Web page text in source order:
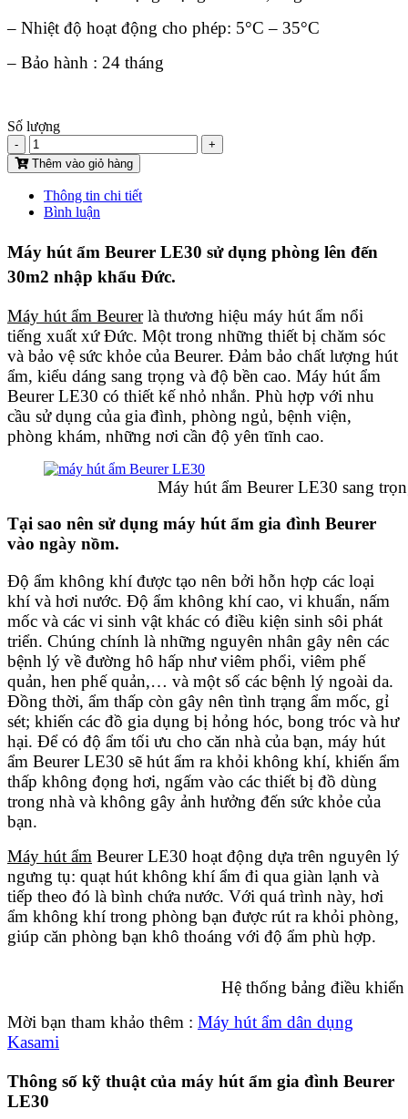
– Nhiệt độ hoạt động cho phép: 5°C – 35°C
– Bảo hành : 24 tháng
Số lượng
-
+
Thêm vào giỏ hàng
Thông tin chi tiết
Bình luận
Máy hút ẩm Beurer LE30 sử dụng phòng lên đến
30m2 nhập khẩu Đức.
Máy hút ẩm Beurerlà thương hiệu máy hút ẩm nổi
tiếng xuất xứ Đức. Một trong những thiết bị chăm sóc
và bảo vệ sức khỏe của Beurer. Đảm bảo chất lượng hút
ẩm, kiểu dáng sang trọng và độ bền cao. Máy hút ẩm
Beurer LE30 có thiết kế nhỏ nhắn. Phù hợp với nhu
cầu sử dụng của gia đình, phòng ngủ, bệnh viện,
phòng khám, những nơi cần độ yên tĩnh cao.
Máy hút ẩm Beurer LE30 sang
Tại sao nên sử dụng máy hút ẩm gia đình Beurer
vào ngày nồm.
Độ ẩm không khí được tạo nên bởi hỗn hợp các loại
khí và hơi nước. Độ ẩm không khí cao, vi khuẩn, nấm
mốc và các vi sinh vật khác có điều kiện sinh sôi phát
triển. Chúng chính là những nguyên nhân gây nên các
bệnh lý về đường hô hấp như viêm phổi, viêm phế
quản, hen phế quản,… và một số các bệnh lý ngoài da.
Đồng thời, ẩm thấp còn gây nên tình trạng ẩm mốc, gỉ
sét; khiến các đồ gia dụng bị hỏng hóc, bong tróc và hư
hại. Để có độ ẩm tối ưu cho căn nhà của bạn, máy hút
ẩm Beurer LE30 sẽ hút ẩm ra khỏi không khí, khiến ẩm
thấp không đọng hơi, ngấm vào các thiết bị đồ dùng
trong nhà và không gây ảnh hưởng đến sức khỏe của
bạn.
Máy hút ẩm Beurer LE30 hoạt động dựa trên nguyên lý
ngưng tụ: quạt hút không khí ẩm đi qua giàn lạnh và
tiếp theo đó là bình chứa nước. Với quá trình này, hơi
ẩm không khí trong phòng bạn được rút ra khỏi phòng,
giúp căn phòng bạn khô thoáng với độ ẩm phù hợp.
Hệ thống bảng điều khiển của
Mời bạn tham khảo thêm : Máy hút ẩm dân dụng
Kasami
Thông số kỹ thuật của máy hút ẩm gia đình Beurer
LE30